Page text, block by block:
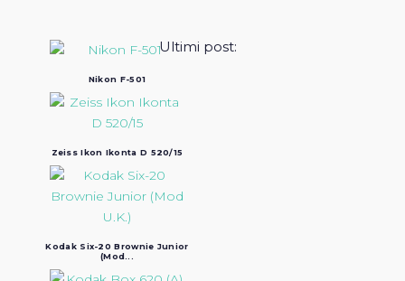
Ultimi post:
Nikon F-501
Zeiss Ikon Ikonta D 520/15
Kodak Six-20 Brownie Junior
(Mod...